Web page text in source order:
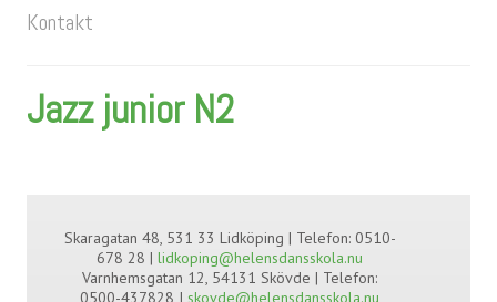
Kontakt
Jazz junior N2
Skaragatan 48, 531 33 Lidköping | Telefon: 0510-
678 28 | lidkoping@helensdansskola.nu
Varnhemsgatan 12, 54131 Skövde | Telefon:
0500-437828 I skovde@helensdansskola.nu